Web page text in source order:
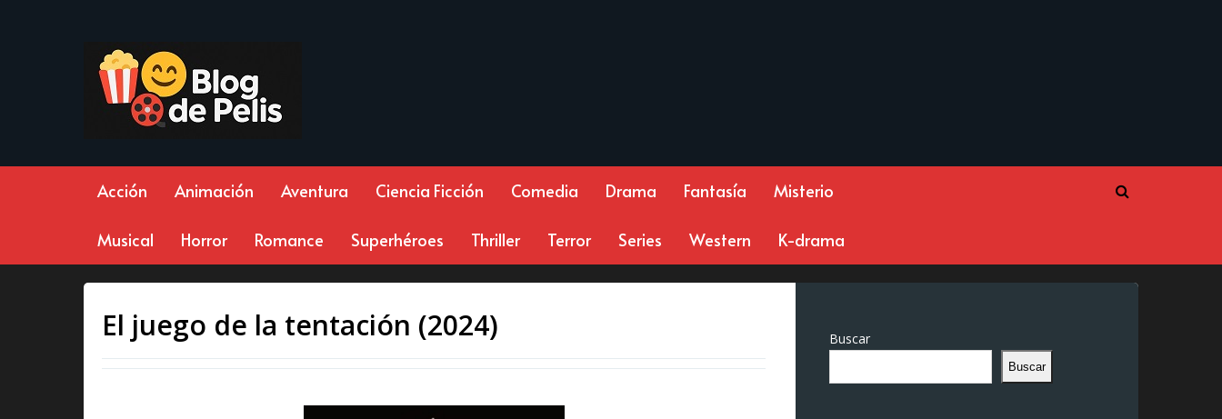
Acción Animación Aventura Ciencia Ficción Comedia Drama Fantasía Misterio
Musical Horror Romance Superhéroes Thriller Terror Series Western K-drama
El juego de la tentación (2024) Buscar
Buscar